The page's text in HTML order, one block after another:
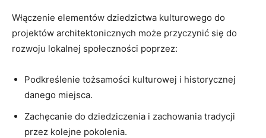
Włączenie elementów dziedzictwa⁤ kulturowego do
projektów architektonicznych może⁢ przyczynić ⁣się ​do
rozwoju lokalnej społeczności poprzez:
Podkreślenie ​tożsamości kulturowej i historycznej
danego ​miejsca.
Zachęcanie do‍ dziedziczenia‍ i zachowania tradycji
przez kolejne pokolenia.